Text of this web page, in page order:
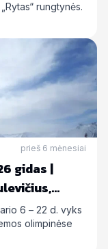
rungtynės.
prieš 6 mėnesiai
gidas |
6 – 22 d. vyks
olimpinėse